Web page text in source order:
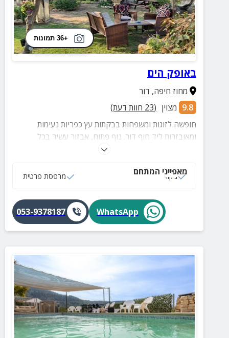
+36 תמונות
באופק הים
מחוז חיפה, דור
9.8 מצוין (
23 חוות דעת)
חופשה לזוגות ומשפחות בבקתות עץ כפריות נעימות
ומאובזרות ליד חוף דור. נוף פתוח, אבזור עשיר בכל
לטווח קצר.
מאפייני המתחם
ג‘קוזי מרפסת פרטית
WhatsApp
053-9378187